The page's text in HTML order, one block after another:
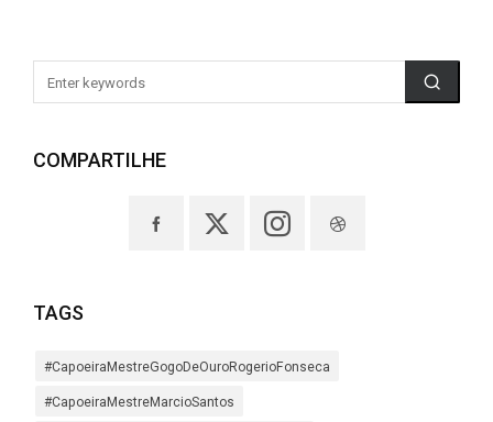
COMPARTILHE
TAGS
#CapoeiraMestreGogoDeOuroRogerioFonseca
#CapoeiraMestreMarcioSantos